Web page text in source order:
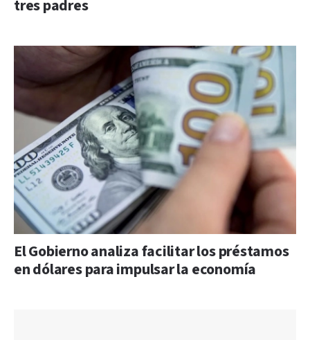
tres padres
El Gobierno analiza facilitar los préstamos
en dólares para impulsar la economía